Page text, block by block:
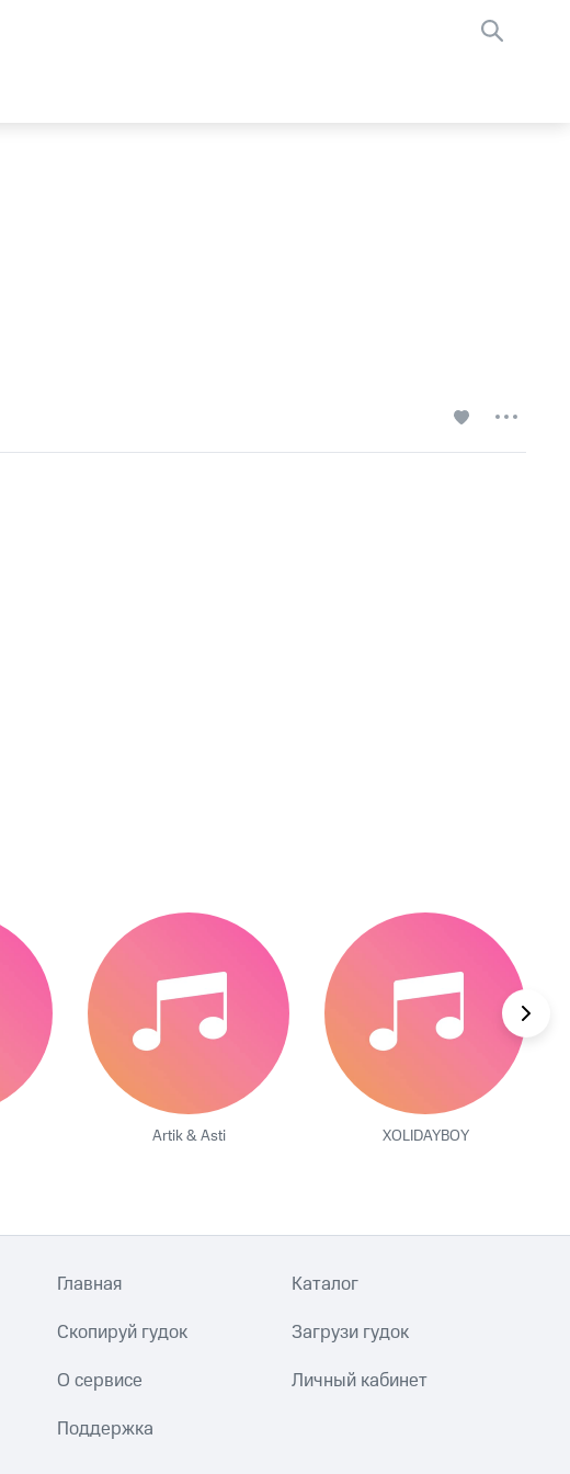
Artik & Asti XOLIDAYBOY
Главная Каталог
Скопируй гудок Загрузи гудок
О сервисе Личный кабинет
Поддержка